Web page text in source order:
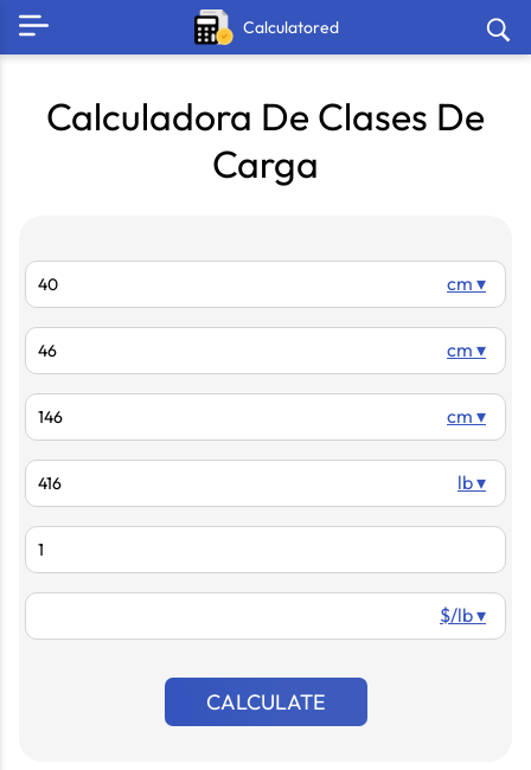
Calculatored
Calculadora De Clases De
Carga
cm ▾
cm ▾
cm ▾
lb ▾
$/lb ▾
CALCULATE